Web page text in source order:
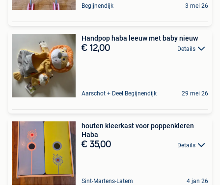
Begijnendijk 3 mei 26
Handpop haba leeuw met baby nieuw
€ 12,00 Details
Aarschot + Deel Begijnendijk 29 mei 26
houten kleerkast voor poppenkleren
Haba
€ 35,00 Details
Sint-Martens-Latem 4 jan 26